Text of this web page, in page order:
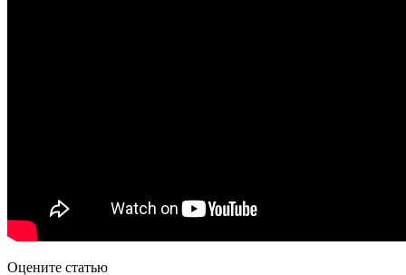
Оцените статью